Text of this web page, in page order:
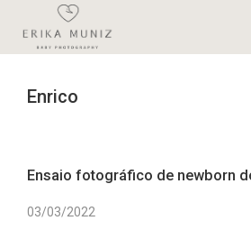
Enrico
Ensaio fotográfico de newborn
03/03/2022